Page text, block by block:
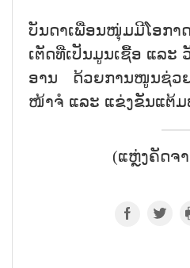
ບັນດາເພື່ອນໜຸ່ມມີໂອກາ
ເຕັດທີ່ເປັນມູນເຊື້ອ ແລະ
ອານ ດ້ວຍການໜູນຊ່ວຍ
ໜ້າຈໍ ແລະ ແຂ່ງຂັນແຕ້
(ແຫຼ່ງຄັດຈາ